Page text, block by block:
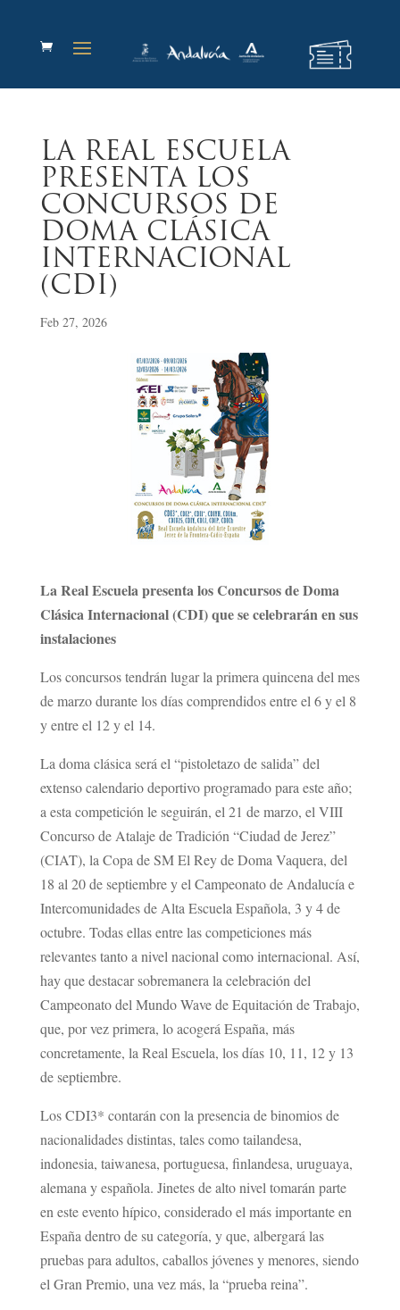
LA REAL ESCUELA
PRESENTA LOS
CONCURSOS DE
DOMA CLÁSICA
INTERNACIONAL
(CDI)
Feb 27, 2026
La Real Escuela presenta los Concursos de Doma
Clásica Internacional (CDI) que se celebrarán en sus
instalaciones
Los concursos tendrán lugar la primera quincena del mes
de marzo durante los días comprendidos entre el 6 y el 8
y entre el 12 y el 14.
La doma clásica será el “pistoletazo de salida” del
extenso calendario deportivo programado para este año;
a esta competición le seguirán, el 21 de marzo, el VIII
Concurso de Atalaje de Tradición “Ciudad de Jerez”
(CIAT), la Copa de SM El Rey de Doma Vaquera, del
18 al 20 de septiembre y el Campeonato de Andalucía e
Intercomunidades de Alta Escuela Española, 3 y 4 de
octubre. Todas ellas entre las competiciones más
relevantes tanto a nivel nacional como internacional. Así,
hay que destacar sobremanera la celebración del
Campeonato del Mundo Wave de Equitación de Trabajo,
que, por vez primera, lo acogerá España, más
concretamente, la Real Escuela, los días 10, 11, 12 y 13
de septiembre.
Los CDI3* contarán con la presencia de binomios de
nacionalidades distintas, tales como tailandesa,
indonesia, taiwanesa, portuguesa, finlandesa, uruguaya,
alemana y española. Jinetes de alto nivel tomarán parte
en este evento hípico, considerado el más importante en
España dentro de su categoría, y que, albergará las
pruebas para adultos, caballos jóvenes y menores, siendo
el Gran Premio, una vez más, la “prueba reina”.